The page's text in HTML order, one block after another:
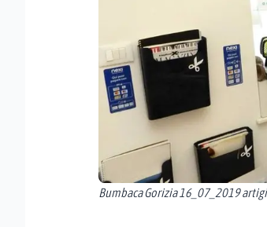
Bumbaca Gorizia 16_07_2019